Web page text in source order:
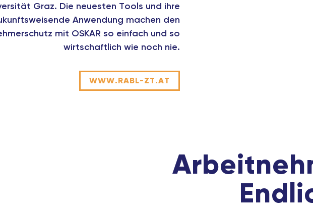
Graz. Die neuesten Tools und ihre
Anwendung machen den
mit OSKAR so einfach und so
wirtschaftlich wie noch nie.
WWW.RABL-ZT.AT